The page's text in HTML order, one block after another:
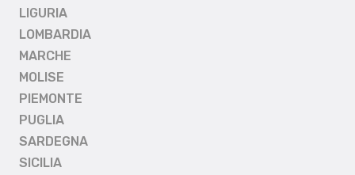
LIGURIA
LOMBARDIA
MARCHE
MOLISE
PIEMONTE
PUGLIA
SARDEGNA
SICILIA